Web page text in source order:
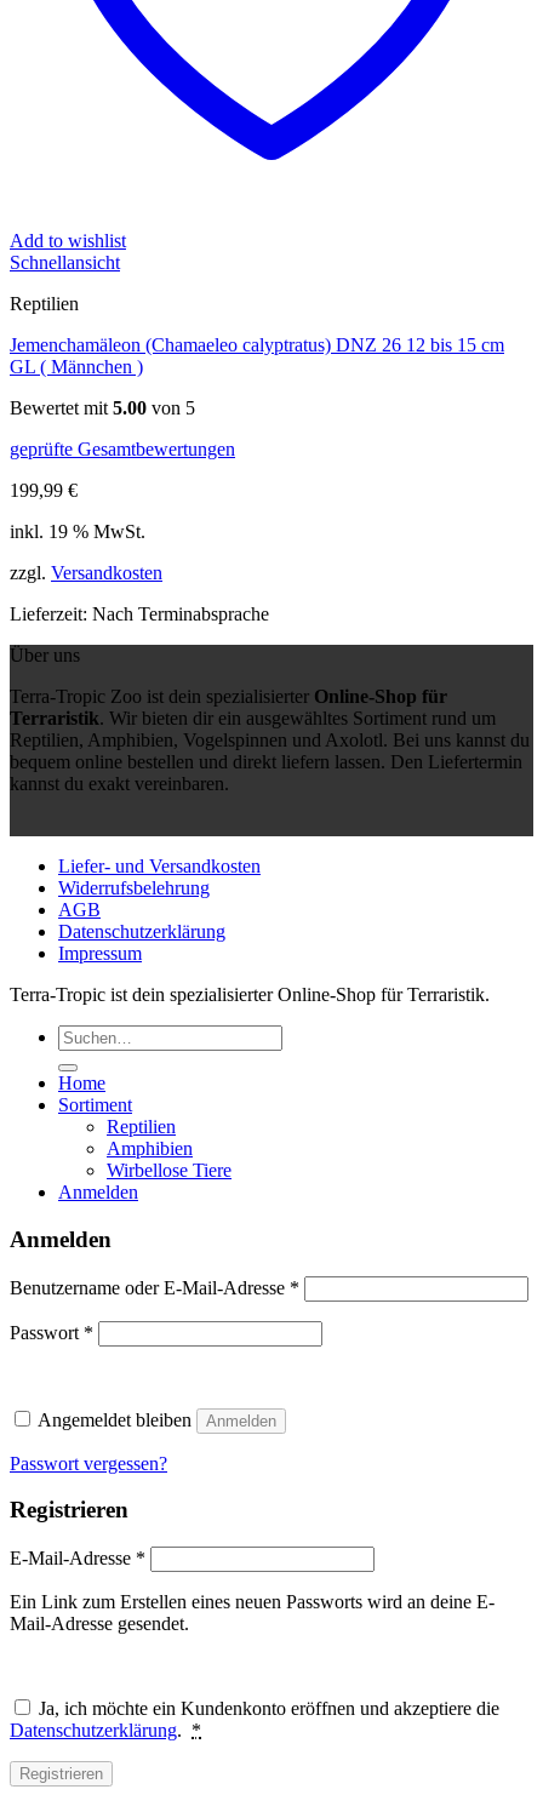
Add to wishlist
Schnellansicht
Reptilien
Jemenchamäleon (Chamaeleo calyptratus) DNZ 26 12 bis 15 cm
GL ( Männchen )
Bewertet mit 5.00 von 5
geprüfte Gesamtbewertungen
199,99 €
inkl. 19 % MwSt.
zzgl. Versandkosten
Lieferzeit: Nach Terminabsprache
Über uns
Terra-Tropic Zoo ist dein spezialisierter Online-Shop für
Terraristik. Wir bieten dir ein ausgewähltes Sortiment rund um
Reptilien, Amphibien, Vogelspinnen und Axolotl. Bei uns kannst du
bequem online bestellen und direkt liefern lassen. Den Liefertermin
kannst du exakt vereinbaren.
Liefer- und Versandkosten
Widerrufsbelehrung
AGB
Datenschutzerklärung
Impressum
Terra-Tropic ist dein spezialisierter Online-Shop für Terraristik.
Suchen
nach:
Home
Sortiment
Reptilien
Amphibien
Wirbellose Tiere
Anmelden
Anmelden
Benutzername oder E-Mail-Adresse *
Passwort *
Angemeldet bleiben Anmelden
Passwort vergessen?
Registrieren
E-Mail-Adresse *
Ein Link zum Erstellen eines neuen Passworts wird an deine E-
Mail-Adresse gesendet.
Ja, ich möchte ein Kundenkonto eröffnen und akzeptiere die
Datenschutzerklärung. *
Registrieren